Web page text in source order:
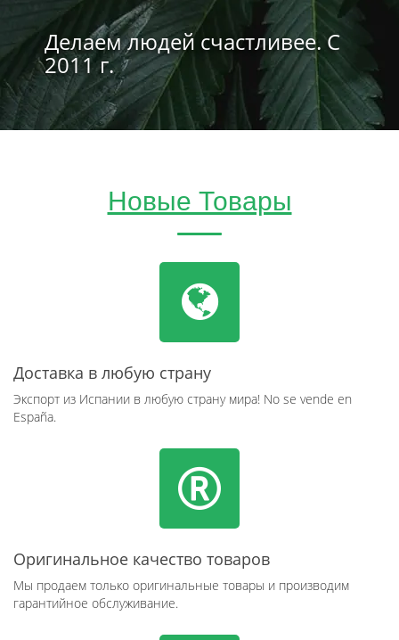
Делаем людей счастливее. С
2011 г.
Новые Товары
Доставка в любую страну
Экспорт из Испании в любую страну мира! No se vende en
España.
Оригинальное качество товаров
Мы продаем только оригинальные товары и производим
гарантийное обслуживание.